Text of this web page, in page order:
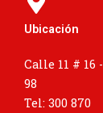
Ubicación
Calle 11 # 16 -
98
Tel: 300 870